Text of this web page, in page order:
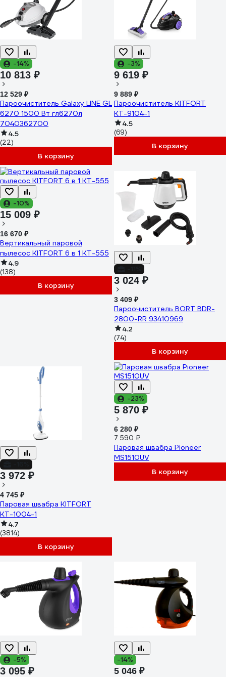
-14%
10 813 ₽
12 529 ₽
Пароочиститель Galaxy LINE GL
6270 1500 Вт гл6270л
7040362700
4.5
(22)
В корзину
-3%
9 619 ₽
9 889 ₽
Пароочиститель KITFORT
КТ-9104-1
4.5
(69)
В корзину
-10%
15 009 ₽
16 670 ₽
Вертикальный паровой
пылесос KITFORT 6 в 1 КТ-555
4.9
(138)
В корзину 3 024 ₽
3 409 ₽
Пароочиститель BORT BDR-
2800-RR 93410969
4.2
(74)
В корзину
3 972 ₽
4 745 ₽
Паровая швабра KITFORT
КТ-1004-1
4.7
(3814)
В корзину
-23%
5 870 ₽
6 280 ₽
7 590 ₽
Паровая швабра Pioneer
MS1510UV
В корзину
-5%
3 095 ₽
-14%
5 046 ₽